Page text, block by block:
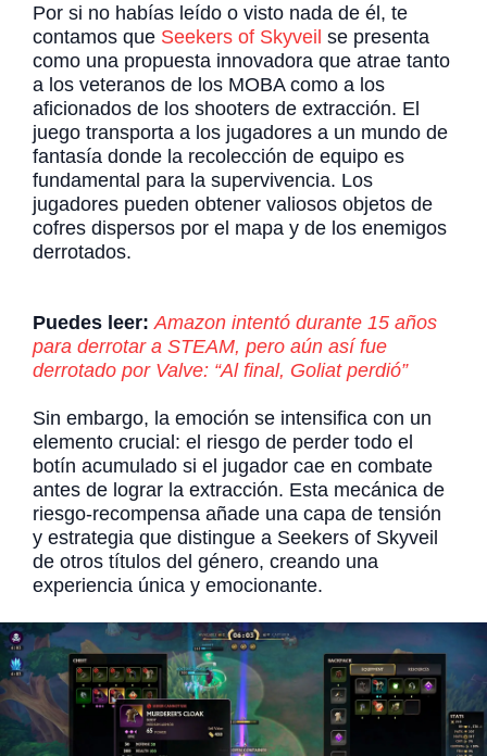
Por si no habías leído o visto nada de él, te
contamos que Seekers of Skyveil se presenta
como una propuesta innovadora que atrae tanto
a los veteranos de los MOBA como a los
aficionados de los shooters de extracción. El
juego transporta a los jugadores a un mundo de
fantasía donde la recolección de equipo es
fundamental para la supervivencia. Los
jugadores pueden obtener valiosos objetos de
cofres dispersos por el mapa y de los enemigos
derrotados.
Puedes leer: Amazon intentó durante 15 años
para derrotar a STEAM, pero aún así fue
derrotado por Valve: “Al final, Goliat perdió”
Sin embargo, la emoción se intensifica con un
elemento crucial: el riesgo de perder todo el
botín acumulado si el jugador cae en combate
antes de lograr la extracción. Esta mecánica de
riesgo-recompensa añade una capa de tensión
y estrategia que distingue a Seekers of Skyveil
de otros títulos del género, creando una
experiencia única y emocionante.